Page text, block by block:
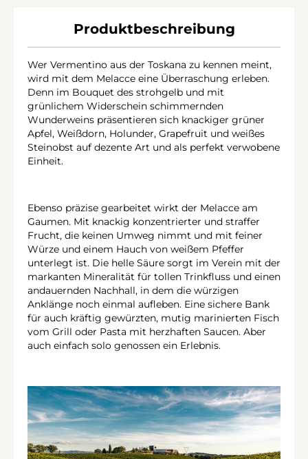
Produktbeschreibung
Wer Vermentino aus der Toskana zu kennen meint,
wird mit dem Melacce eine Überraschung erleben.
Denn im Bouquet des strohgelb und mit
grünlichem Widerschein schimmernden
Wunderweins präsentieren sich knackiger grüner
Apfel, Weißdorn, Holunder, Grapefruit und weißes
Steinobst auf dezente Art und als perfekt verwobene
Einheit.
Ebenso präzise gearbeitet wirkt der Melacce am
Gaumen. Mit knackig konzentrierter und straffer
Frucht, die keinen Umweg nimmt und mit feiner
Würze und einem Hauch von weißem Pfeffer
unterlegt ist. Die helle Säure sorgt im Verein mit der
markanten Mineralität für tollen Trinkfluss und einen
andauernden Nachhall, in dem die würzigen
Anklänge noch einmal aufleben. Eine sichere Bank
für auch kräftig gewürzten, mutig marinierten Fisch
vom Grill oder Pasta mit herzhaften Saucen. Aber
auch einfach solo genossen ein Erlebnis.